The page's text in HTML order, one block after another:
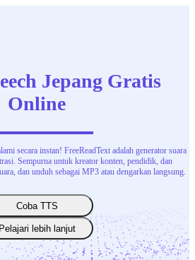
Indonesia
Jepang Gratis
Online
secara instan! FreeReadText adalah generator suara
Sempurna untuk kreator konten, pendidik, dan
dan unduh sebagai MP3 atau dengarkan langsung.
Coba TTS
Pelajari lebih lanjut